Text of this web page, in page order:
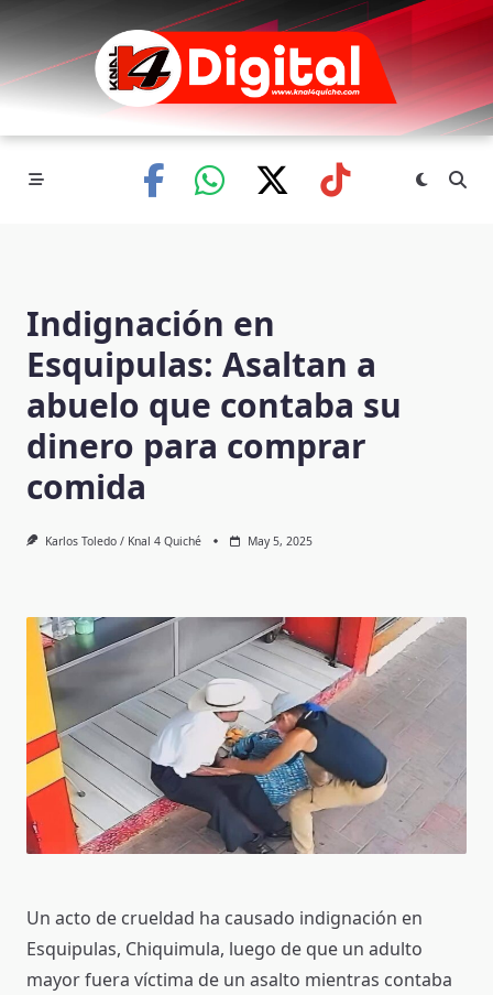
Skip
content
Indignación en
Esquipulas: Asaltan a
abuelo que contaba su
dinero para comprar
comida
Karlos Toledo / Knal 4 Quiché May 5, 2025
Un acto de crueldad ha causado indignación en
Esquipulas, Chiquimula, luego de que un adulto
mayor fuera víctima de un asalto mientras contaba